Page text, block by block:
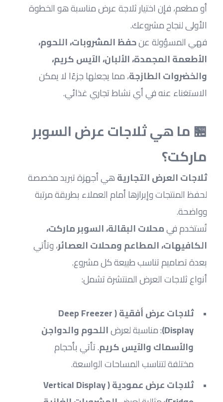
الأولى لنجاح مشروعك.
فهي المسؤولة عن
والخضروات الطازجة
الاستغناء عنه في أي نشاط تجاري غذائي.
ماركت؟
ثلاجات العرض التجارية
وواضحة.
تُستخدم في
الكافيهات، المطاعم ومحلات العصائر
بعدة تصاميم تناسب طبيعة كل مشروع.
أنواع ثلاجات العرض المنتشرة تشمل:
ثلاجات عرض أفقية (Deep Freezer
Display) : مناسبة لعرض
والأسماك والآيس كريم
مختلفة لتناسب المساحات الواسعة.
ثلاجات عرض عمودية (Vertical Display